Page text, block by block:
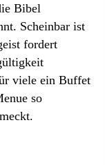
Bibel
Scheinbar ist
fordert
viele ein Buffet
so